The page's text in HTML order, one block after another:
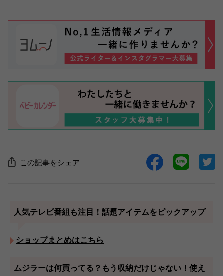
この記事をシェア
人気テレビ番組も注目！話題アイテムをピックアップ
ショップまとめはこちら
ムジラーは何買ってる？もう収納だけじゃない！使え